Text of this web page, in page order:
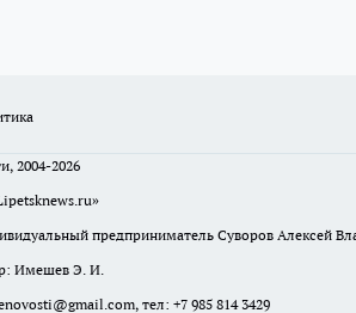
2004-2026
предприниматель Суворов Алексей
Имешев Э. И.
, тел: +7 985 814 3429